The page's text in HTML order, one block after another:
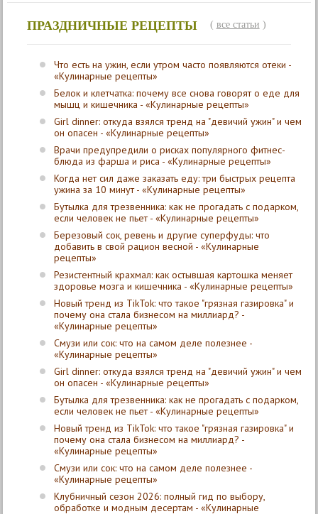
ПРАЗДНИЧНЫЕ РЕЦЕПТЫ ( все статьи )
Что есть на ужин, если утром часто появляются отеки -
«Кулинарные рецепты»
Белок и клетчатка: почему все снова говорят о еде для
мышц и кишечника - «Кулинарные рецепты»
Girl dinner: откуда взялся тренд на "девичий ужин" и чем
он опасен - «Кулинарные рецепты»
Врачи предупредили о рисках популярного фитнес-
блюда из фарша и риса - «Кулинарные рецепты»
Когда нет сил даже заказать еду: три быстрых рецепта
ужина за 10 минут - «Кулинарные рецепты»
Бутылка для трезвенника: как не прогадать с подарком,
если человек не пьет - «Кулинарные рецепты»
Березовый сок, ревень и другие суперфуды: что
добавить в свой рацион весной - «Кулинарные
рецепты»
Резистентный крахмал: как остывшая картошка меняет
здоровье мозга и кишечника - «Кулинарные рецепты»
Новый тренд из TikTok: что такое "грязная газировка" и
почему она стала бизнесом на миллиард? -
«Кулинарные рецепты»
Смузи или сок: что на самом деле полезнее -
«Кулинарные рецепты»
Girl dinner: откуда взялся тренд на "девичий ужин" и чем
он опасен - «Кулинарные рецепты»
Бутылка для трезвенника: как не прогадать с подарком,
если человек не пьет - «Кулинарные рецепты»
Новый тренд из TikTok: что такое "грязная газировка" и
почему она стала бизнесом на миллиард? -
«Кулинарные рецепты»
Смузи или сок: что на самом деле полезнее -
«Кулинарные рецепты»
Клубничный сезон 2026: полный гид по выбору,
обработке и модным десертам - «Кулинарные